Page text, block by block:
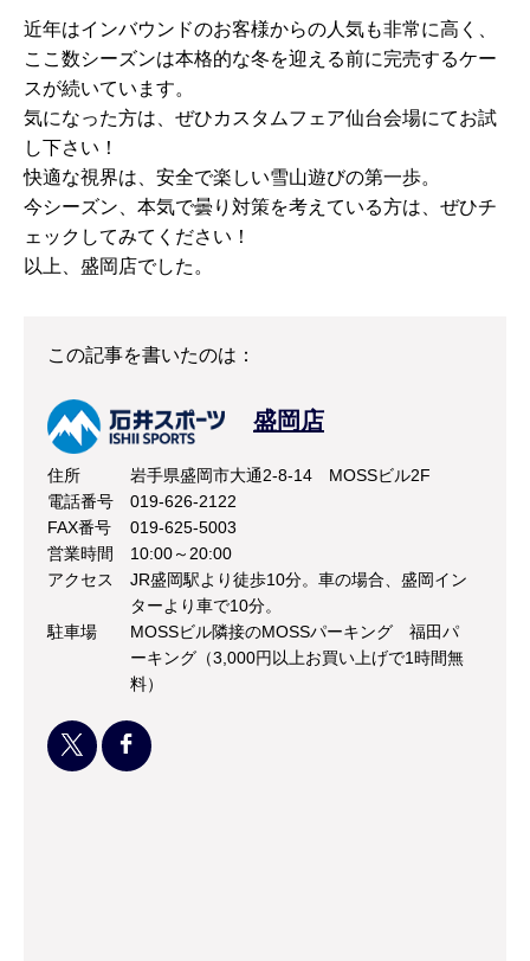
近年はインバウンドのお客様からの人気も非常に高く、
ここ数シーズンは本格的な冬を迎える前に完売するケー
スが続いています。
気になった方は、ぜひカスタムフェア仙台会場にてお試
し下さい！
快適な視界は、安全で楽しい雪山遊びの第一歩。
今シーズン、本気で曇り対策を考えている方は、ぜひチ
ェックしてみてください！
以上、盛岡店でした。
この記事を書いたのは：
盛岡店
住所
岩手県盛岡市大通2-8-14 MOSSビル2F
電話番号
019-626-2122
FAX番号
019-625-5003
営業時間
10:00～20:00
アクセス
JR盛岡駅より徒歩10分。車の場合、盛岡イン
ターより車で10分。
駐車場
MOSSビル隣接のMOSSパーキング 福田パ
ーキング（3,000円以上お買い上げで1時間無
料）